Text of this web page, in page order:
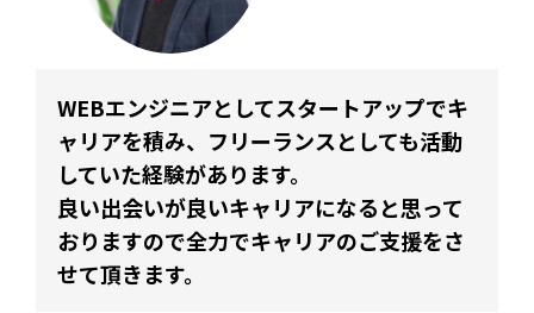
WEBエンジニアとしてスタートアップでキ
ャリアを積み、フリーランスとしても活動
していた経験があります。
良い出会いが良いキャリアになると思って
おりますので全力でキャリアのご支援をさ
せて頂きます。